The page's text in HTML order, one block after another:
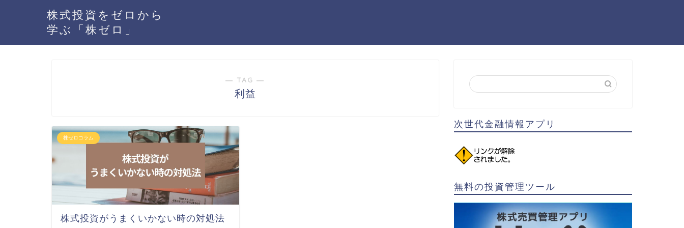
株式投資をゼロから
学ぶ「株ゼロ」
― TAG ―
利益
株ゼロコラム
株式投資がうまくいかない時の対処法
次世代金融情報アプリ
無料の投資管理ツール